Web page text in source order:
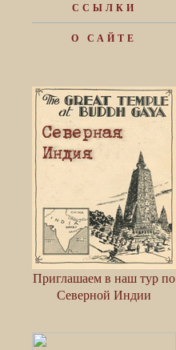
ССЫЛКИ
О САЙТЕ
Приглашаем в наш тур по
Северной Индии